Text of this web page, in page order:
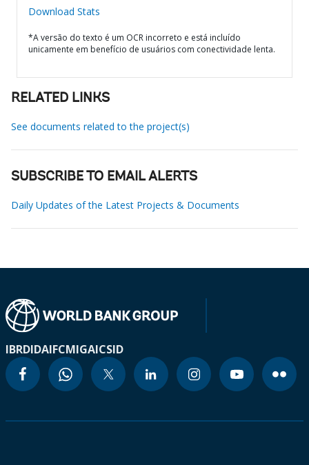
Download Stats
*A versão do texto é um OCR incorreto e está incluído
unicamente em benefício de usuários com conectividade lenta.
RELATED LINKS
See documents related to the project(s)
SUBSCRIBE TO EMAIL ALERTS
Daily Updates of the Latest Projects & Documents
IBRDIDAIFCMIGAICSID